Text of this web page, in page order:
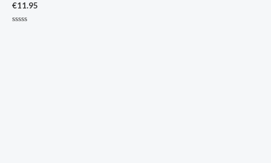
€11.95